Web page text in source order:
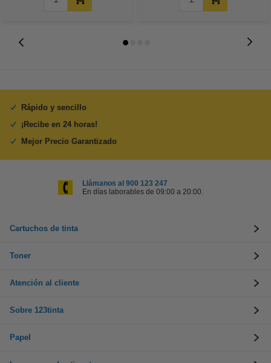
Rápido y sencillo
¡Recibe en 24 horas!
Mejor Precio Garantizado
Llámanos al 900 123 247
En días laborables de 09:00 a 20:00.
Cartuchos de tinta
Toner
Atención al cliente
Sobre 123tinta
Papel